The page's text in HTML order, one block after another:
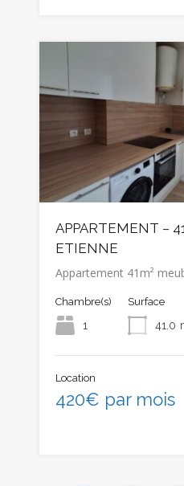
APPARTEMENT –
ETIENNE
Appartement 41m²
Chambre(s)
1
Surface
41.0
Location
420€ par mois